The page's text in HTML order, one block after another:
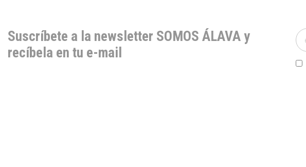
Suscríbete a la newsletter SOMOS ÁLAVA y
recíbela en tu e-mail